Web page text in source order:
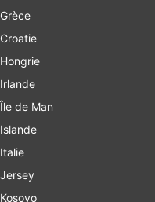
Grèce
Croatie
Hongrie
Irlande
Île de Man
Islande
Italie
Jersey
Kosovo